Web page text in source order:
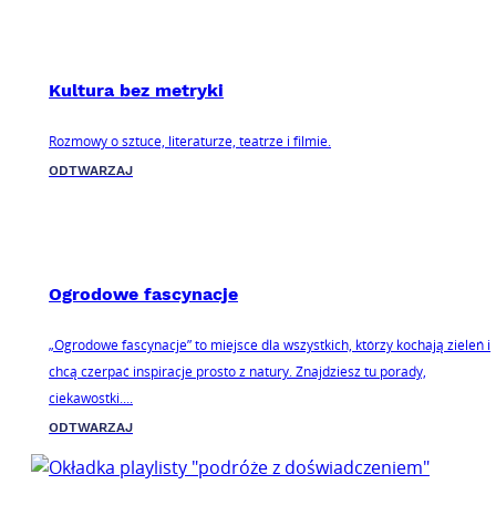
Kultura bez metryki
Rozmowy o sztuce, literaturze, teatrze i filmie.
ODTWARZAJ
Ogrodowe fascynacje
„Ogrodowe fascynacje” to miejsce dla wszystkich, którzy kochają zieleń i
chcą czerpać inspiracje prosto z natury. Znajdziesz tu porady,
ciekawostki....
ODTWARZAJ